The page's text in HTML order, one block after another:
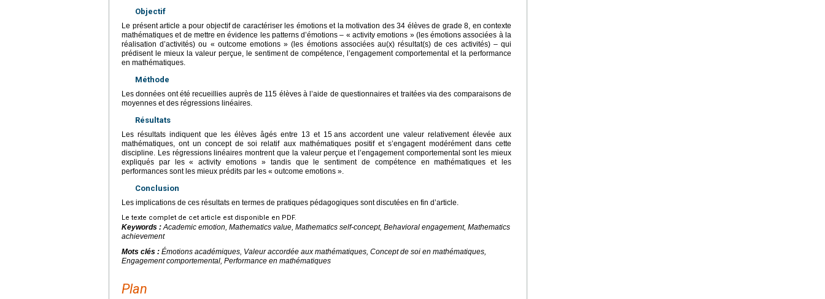
Objectif
Le présent article a pour objectif de caractériser les émotions et la motivation des 34 élèves de grade 8, en contexte
mathématiques et de mettre en évidence les patterns d’émotions – « activity emotions » (les émotions associées à la
réalisation d’activités) ou « outcome emotions » (les émotions associées au(x) résultat(s) de ces activités) – qui
prédisent le mieux la valeur perçue, le sentiment de compétence, l’engagement comportemental et la performance
en mathématiques.
Méthode
Les données ont été recueillies auprès de 115 élèves à l’aide de questionnaires et traitées via des comparaisons de
moyennes et des régressions linéaires.
Résultats
Les résultats indiquent que les élèves âgés entre 13 et 15 ans accordent une valeur relativement élevée aux
mathématiques, ont un concept de soi relatif aux mathématiques positif et s’engagent modérément dans cette
discipline. Les régressions linéaires montrent que la valeur perçue et l’engagement comportemental sont les mieux
expliqués par les « activity emotions » tandis que le sentiment de compétence en mathématiques et les
performances sont les mieux prédits par les « outcome emotions ».
Conclusion
Les implications de ces résultats en termes de pratiques pédagogiques sont discutées en fin d’article.
Le texte complet de cet article est disponible en PDF.
Keywords :Academic emotion, Mathematics value, Mathematics self-concept, Behavioral engagement, Mathematics
achievement
Mots clés : Émotions académiques, Valeur accordée aux mathématiques, Concept de soi en mathématiques,
Engagement comportemental, Performance en mathématiques
Plan